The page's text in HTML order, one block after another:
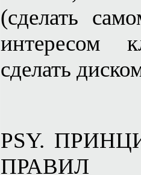
(сделать
интересом
сделать
PSY.
ПРАВИЛ